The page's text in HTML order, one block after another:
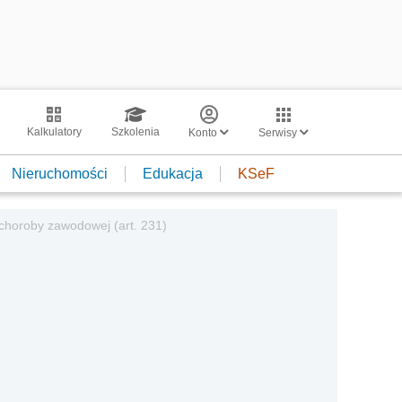
Kalkulatory Szkolenia Konto Serwisy
Nieruchomości Edukacja KSeF
zawodowej (art. 231)